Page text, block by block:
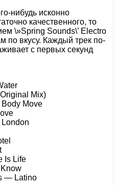
нибудь исконно
качественного, то
\»Spring Sounds\’ Electro
по вкусу. Каждый трек по-
с первых секунд
Mix)
Mоvе
Is Lifе
— Lаtinо